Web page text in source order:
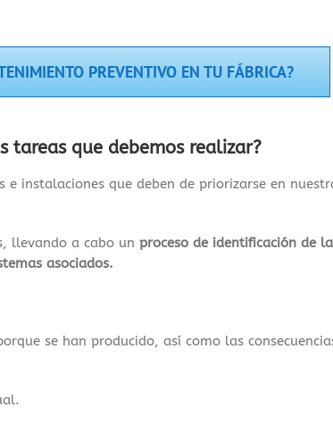
PREVENTIVO EN TU FÁBRICA?
tareas que debemos realizar?
e instalaciones que deben de priorizarse en
llevando a cabo un proceso de identificación de
asociados.
se han producido, así como las